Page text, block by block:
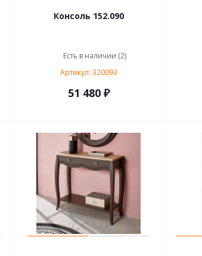
Консоль 152.090
Есть в наличии (2)
Артикул: 320093
51 480 ₽